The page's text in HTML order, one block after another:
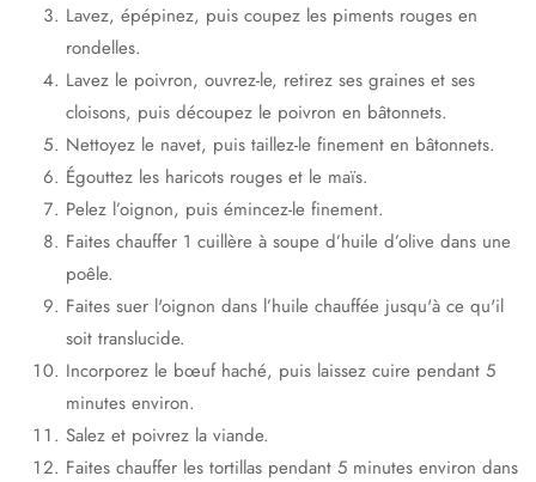
Lavez, épépinez, puis coupez les piments rouges en
rondelles.
Lavez le poivron, ouvrez-le, retirez ses graines et ses
cloisons, puis découpez le poivron en bâtonnets.
Nettoyez le navet, puis taillez-le finement en bâtonnets.
Égouttez les haricots rouges et le maïs.
Pelez l’oignon, puis émincez-le finement.
Faites chauffer 1 cuillère à soupe d’huile d’olive dans une
poêle.
Faites suer l'oignon dans l’huile chauffée jusqu'à ce qu'il
soit translucide.
Incorporez le bœuf haché, puis laissez cuire pendant 5
minutes environ.
Salez et poivrez la viande.
Faites chauffer les tortillas pendant 5 minutes environ dans